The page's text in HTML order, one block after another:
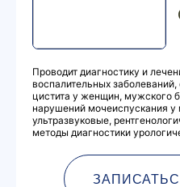
Проводит диагностику и
воспалительных заболеваний,
цистита у женщин, мужского
нарушений мочеиспускания
ультразвуковые,
методы диагностики